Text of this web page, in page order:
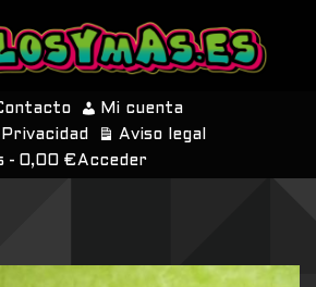
Mi cuenta
Aviso legal
0,00 € Acceder